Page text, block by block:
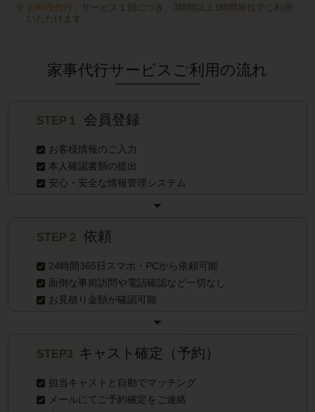
お料理代行 ：サービス１回につき、3時間以上1時間単位でご利用
いただけます
家事代行サービスご利用の流れ
STEP１ 会員登録
お客様情報のご入力
本人確認書類の提出
安心・安全な情報管理システム
STEP２依頼
24時間365日スマホ・PCから依頼可能
面倒な事前訪問や電話確認など一切なし
お見積り金額が確認可能
STEP3 キャスト確定（予約）
担当キャストと自動でマッチング
メールにてご予約確定をご連絡